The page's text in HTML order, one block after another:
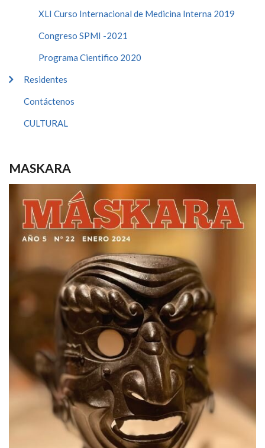
XLI Curso Internacional de Medicina Interna 2019
Congreso SPMI -2021
Programa Cientifico 2020
Residentes
Contáctenos
CULTURAL
MASKARA